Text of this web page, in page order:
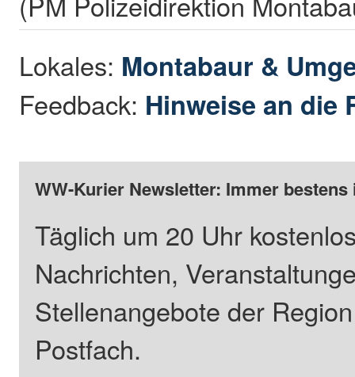
Lokales: Montabaur &
Feedback: Hinweise an die
WW-Kurier Newsletter: Immer
Täglich um 20 Uhr
Nachrichten,
Stellenangebote der
Postfach.